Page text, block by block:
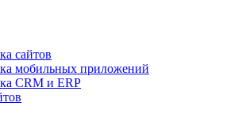
сайтов
мобильных приложений
CRM и ERP